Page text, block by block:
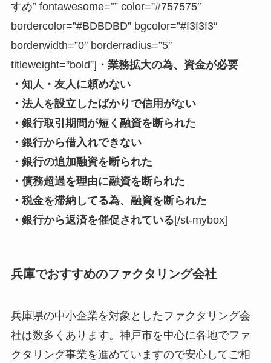
すめ” fontawesome=”” color=”#757575″
bordercolor=”#BDBDBD” bgcolor=”#f3f3f3″
borderwidth=”0″ borderradius=”5″
titleweight=”bold”] ・業務拡大の為、資金が必要
・知人・友人に頼めない
・法人を設立したばかりで信用がない
・銀行取引期間が短く融資を断られた
・銀行から借入れできない
・銀行の追加融資を断られた
・債務超過を理由に融資を断られた
・税金を滞納してる為、融資を断られた
・銀行から返済を催促されている[/st-mybox]
兵庫でおすすめのファクタリング会社
兵庫県の中小企業を対象としたファクタリング会
社は数多くあります。神戸市を中心に各地でファ
クタリング事業を進めていますので安心してご相